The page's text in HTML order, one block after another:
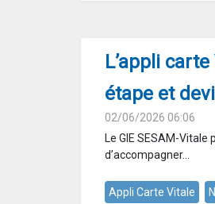
L’appli
étape et
02/06/2026 06:06
Le GIE SESAM-Vitale
d’accompagner...
Appli Carte Vitale